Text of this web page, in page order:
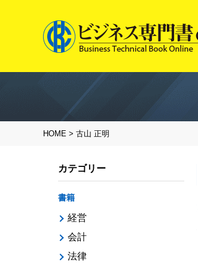
HOME > 古山 正明
カテゴリー
書籍
経営
会計
法律